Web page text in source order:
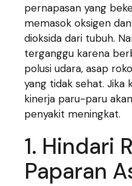
pernapasan yang
memasok oksigen
dioksida dari tubuh.
terganggu karena
polusi udara, asap
yang tidak sehat. Jika
kinerja paru-paru
penyakit meningkat.
1. Hindari
Paparan